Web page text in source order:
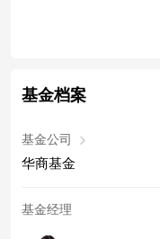
基金档案
基金公司
华商基金
基金经理